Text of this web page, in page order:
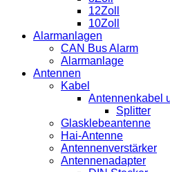
12Zoll
10Zoll
Alarmanlagen
CAN Bus Alarm
Alarmanlage
Antennen
Kabel
Antennenkabel
Splitter
Glasklebeantenne
Hai-Antenne
Antennenverstärker
Antennenadapter